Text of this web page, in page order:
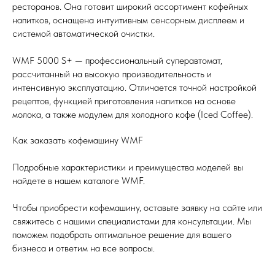
ресторанов. Она готовит широкий ассортимент кофейных
напитков, оснащена интуитивным сенсорным дисплеем и
системой автоматической очистки.
WMF 5000 S+ — профессиональный суперавтомат,
рассчитанный на высокую производительность и
интенсивную эксплуатацию. Отличается точной настройкой
рецептов, функцией приготовления напитков на основе
молока, а также модулем для холодного кофе (Iced Coffee).
Как заказать кофемашину WMF
Подробные характеристики и преимущества моделей вы
найдете в нашем каталоге WMF.
Чтобы приобрести кофемашину, оставьте заявку на сайте или
свяжитесь с нашими специалистами для консультации. Мы
поможем подобрать оптимальное решение для вашего
бизнеса и ответим на все вопросы.